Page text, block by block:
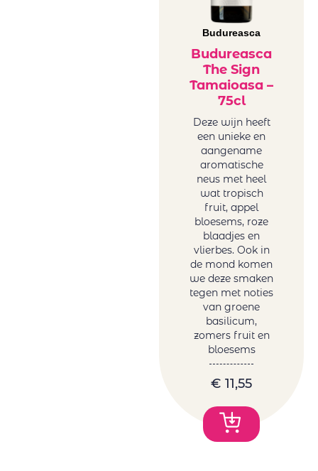
Budureasca
Budureasca
The Sign
Tamaioasa –
75cl
Deze wijn heeft
een unieke en
aangename
aromatische
neus met heel
wat tropisch
fruit, appel
bloesems, roze
blaadjes en
vlierbes. Ook in
de mond komen
we deze smaken
tegen met noties
van groene
basilicum,
zomers fruit en
bloesems
€ 11,55